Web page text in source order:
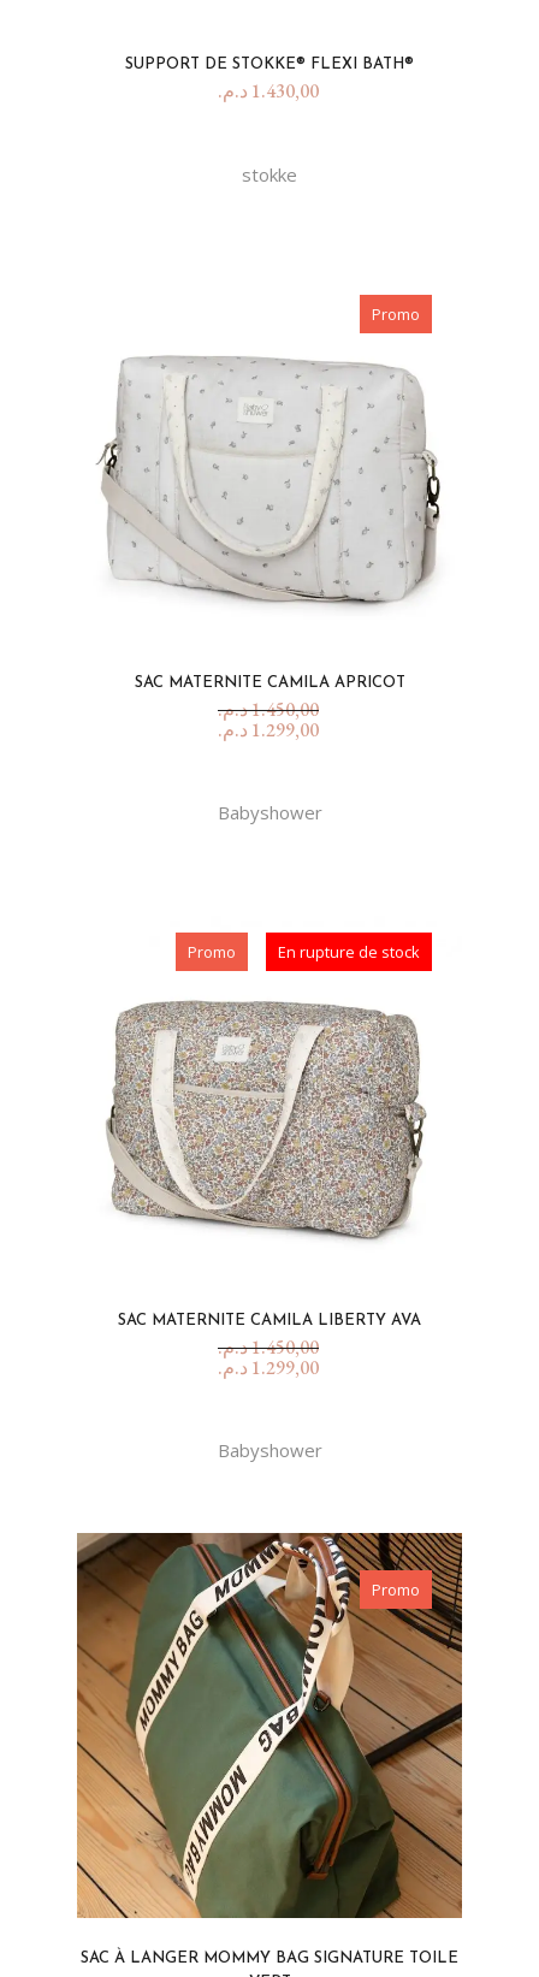
SUPPORT DE STOKKE® FLEXI BATH®
1.430,00 د.م.
stokke
Promo
SAC MATERNITE CAMILA APRICOT
1.450,00د.م.
1.299,00 د.م.
Babyshower
Promo En rupture de stock
SAC MATERNITE CAMILA LIBERTY AVA
1.450,00د.م.
1.299,00 د.م.
Babyshower
Promo
SAC À LANGER MOMMY BAG SIGNATURE TOILE